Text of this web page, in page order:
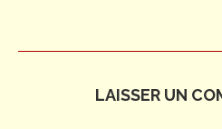
LAISSER UN